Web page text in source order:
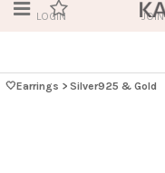
LOGIN JOIN
🤍Earrings > Silver925 & Gold